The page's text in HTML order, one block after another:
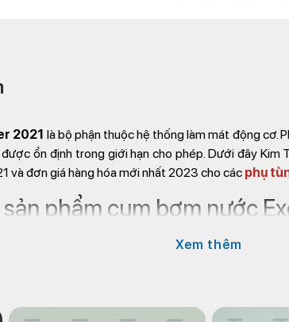
2021 là bộ phận thuộc hệ thống làm mát động cơ.
ổn định trong giới hạn cho phép. Dưới đây Kim
và đơn giá hàng hóa mới nhất 2023 cho các phụ
phẩm cụm bơm nước
Xem thêm